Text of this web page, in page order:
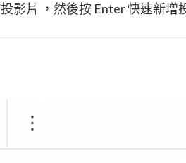
影片 ，然後按 Enter 快速新增